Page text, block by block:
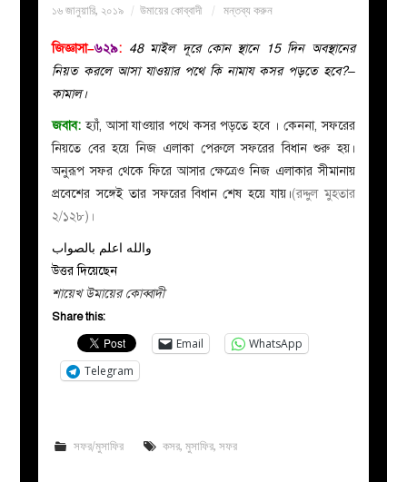
নারীদের
পাতা
মজলিস
প্রশ্ন
করুন
১৬ জানুয়ারি, ২০১৯ উমায়ের কোব্বাদী মন্তব্য করুন
জিজ্ঞাসা–৬২৯: 48 মাইল দূরে কোন স্থানে 15 দিন অবস্থানের
নিয়ত করলে আসা যাওয়ার পথে কি নামায কসর পড়তে হবে?–
কামাল।
জবাব:হ্যাঁ, আসা যাওয়ার পথে কসর পড়তে হবে । কেননা, সফরের
নিয়তে বের হয়ে নিজ এলাকা পেরুলে সফরের বিধান শুরু হয়।
অনুরূপ সফর থেকে ফিরে আসার ক্ষেত্রেও নিজ এলাকার সীমানায়
প্রবেশের সঙ্গেই তার সফরের বিধান শেষ হয়ে যায়।(রদ্দুল মুহতার
২/১২৮)।
والله اعلم بالصواب
উত্তর দিয়েছেন
শায়েখ উমায়ের কোব্বাদী
Share this:
Email
WhatsApp
Telegram
সফর/মুসাফির কসর, মুসাফির, সফর